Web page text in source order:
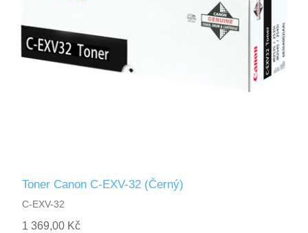
Toner Canon C-EXV-32 (Černý)
C-EXV-32
1 369,00 Kč